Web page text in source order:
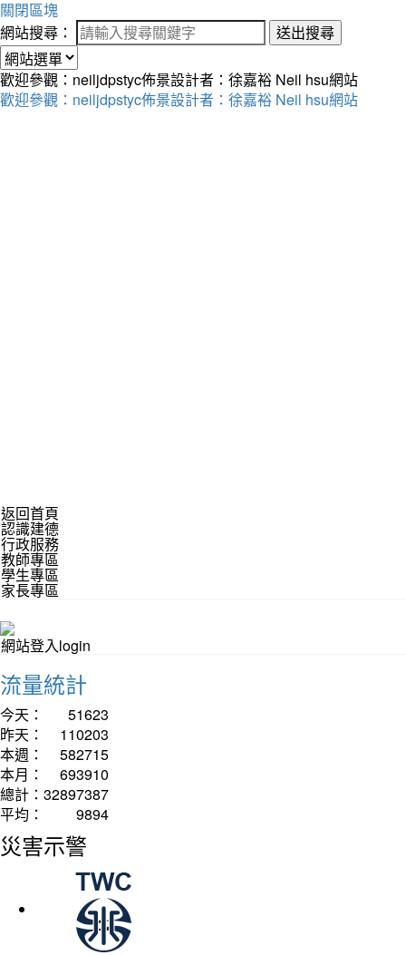
關閉區塊
網站搜尋：
送出搜尋
歡迎參觀：neiljdpstyc佈景設計者：徐嘉裕 Neil hsu網站
歡迎參觀：neiljdpstyc佈景設計者：徐嘉裕 Neil hsu網站
返回首頁
認識建德
行政服務
教師專區
學生專區
家長專區
網站登入login
流量統計
今天：
51623
昨天：
110203
本週：
582715
本月：
693910
總計： 32897387
平均：
9894
災害示警